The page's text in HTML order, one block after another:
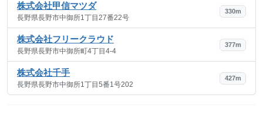
株式会社甲信マツダ
長野県長野市中御所1丁目27番22号
330m
株式会社フリークラウド
長野県長野市中御所町4丁目4-4
377m
株式会社千手
長野県長野市中御所1丁目5番1号202
427m